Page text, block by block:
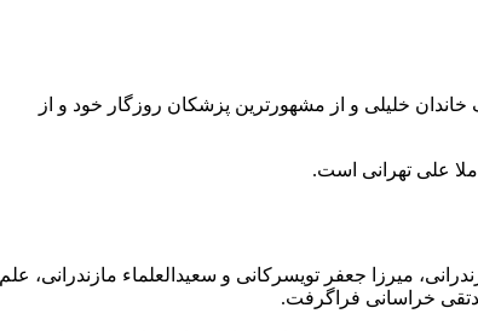
پدرش، حاج میرزا خلیل (متوفی ۱۲۸۰)، بزرگ خاندان خلیلی و از مشهورترین پزشکان روزگار خود و از
ملا علی تهرانی است.
، میرزا جعفر تویسرکانی و سعیدالعلماء مازندرانی، علم
خراسانی فراگرفت.